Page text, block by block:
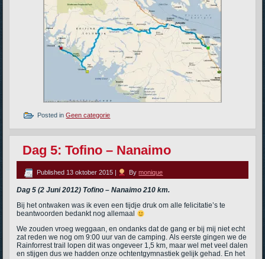
Posted in Geen categorie
Dag 5: Tofino – Nanaimo
Published 13 oktober 2015 By monique
Dag 5 (2 Juni 2012) Tofino – Nanaimo 210 km.
Bij het ontwaken was ik even een tijdje druk om alle felicitatie’s te
beantwoorden bedankt nog allemaal
We zouden vroeg weggaan, en ondanks dat de gang er bij mij niet echt
zat reden we nog om 9:00 uur van de camping. Als eerste gingen we de
Rainforrest trail lopen dit was ongeveer 1,5 km, maar wel met veel dalen
en stijgen dus we hadden onze ochtentgymnastiek gelijk gehad. En het